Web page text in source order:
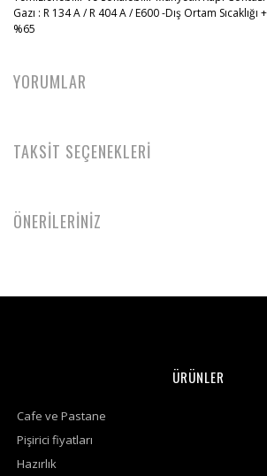
Gazı : R 134 A / R 404 A / E600 -Dış Ortam
%65
YORUMLAR
TAKSİT SEÇENEKLERİ
ÖNERİLERİNİZ
ÜRÜNLER
Cafe ve Pastane
Pişirici fiyatları
Hazırlık